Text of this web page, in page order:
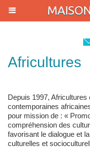
Africultures
Depuis 1997, Africultures contribue à faire rayonner les cultures
contemporaines
pour mission de : «
compréhension des
favorisant le dialogue et
culturelles et